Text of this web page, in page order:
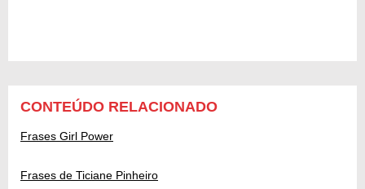
CONTEÚDO RELACIONADO
Frases Girl Power
Frases de Ticiane Pinheiro